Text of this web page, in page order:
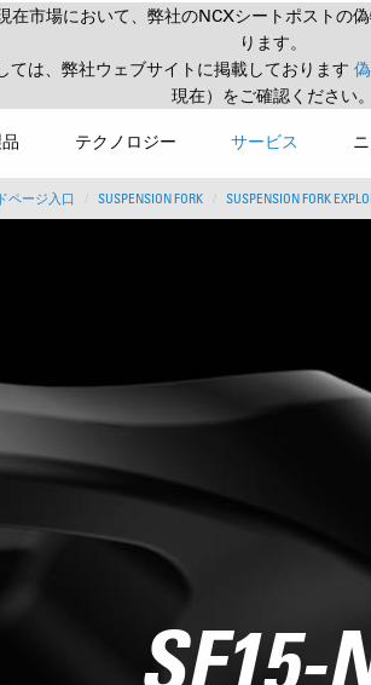
在市場において、弊社のNCXシートポストの
ります。
ては、弊社ウェブサイトに掲載しております
現在）をご確認ください。
テクノロジー サービス
ページ入口 SUSPENSION FORK SUSPENSION FORK
SF15-